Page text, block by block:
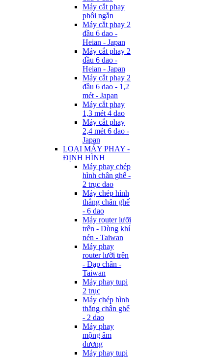
Máy cắt phay
phôi ngắn
Máy cắt phay 2
đầu 6 dao -
Heian - Japan
Máy cắt phay 2
đầu 6 dao -
Heian - Japan
Máy cắt phay 2
đầu 6 dao - 1,2
mét - Japan
Máy cắt phay
1,3 mét 4 dao
Máy cắt phay
2,4 mét 6 dao -
Japan
LOẠI MÁY PHAY -
ĐỊNH HÌNH
Máy phay chép
hình chân ghế -
2 trục dao
Máy chép hình
thẳng chân ghế
- 6 dao
Máy router lưỡi
trên - Dùng khí
nén - Taiwan
Máy phay
router lưỡi trên
- Đạp chân -
Taiwan
Máy phay tupi
2 trục
Máy chép hình
thẳng chân ghế
- 2 dao
Máy phay
mộng âm
dương
Máy phay tupi